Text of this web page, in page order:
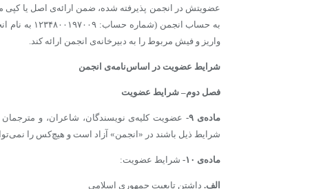
عضویتش در انجمن پذیرفته شده، ضمن ارائه‌ی اصل یا کپی
واریز و فیش مربوط را به دبیرخانه‌ی انجمن ارائه کند.
شرایط عضویت در اساس‌نامه‌ی انجمن
فصل دوم– شرایط عضویت
ماده‌ی ۹-
عضویت کلیه‌ی نویسندگان، شاعران، و مترجمان
شرایط ذیل باشند در «انجمن» آزاد است و هیچ‌کس را
ماده‌ی ۱۰- شرایط عضویت:
الف. داشتن تابعیت جمهوری اسلامی